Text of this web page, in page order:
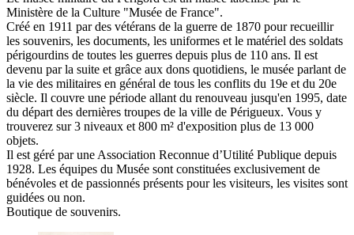
Ministère de la Culture "Musée de France".
Créé en 1911 par des vétérans de la guerre de 1870 pour recueillir
les souvenirs, les documents, les uniformes et le matériel des soldats
périgourdins de toutes les guerres depuis plus de 110 ans. Il est
devenu par la suite et grâce aux dons quotidiens, le musée parlant de
la vie des militaires en général de tous les conflits du 19e et du 20e
siècle. Il couvre une période allant du renouveau jusqu'en 1995, date
du départ des dernières troupes de la ville de Périgueux. Vous y
trouverez sur 3 niveaux et 800 m² d'exposition plus de 13 000
objets.
Il est géré par une Association Reconnue d’Utilité Publique depuis
1928. Les équipes du Musée sont constituées exclusivement de
bénévoles et de passionnés présents pour les visiteurs, les visites sont
guidées ou non.
Boutique de souvenirs.